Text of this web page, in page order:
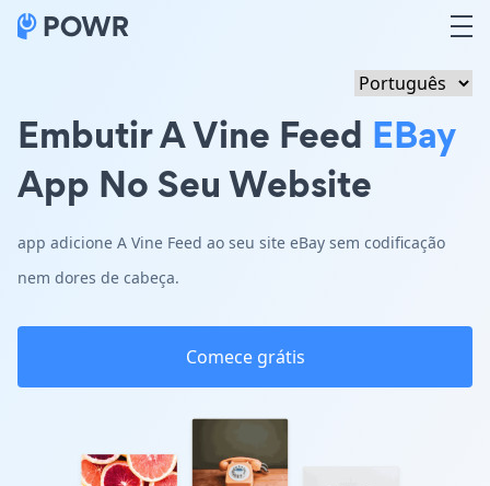
Embutir A Vine Feed EBay
App No Seu Website
app adicione A Vine Feed ao seu site eBay sem codificação
nem dores de cabeça.
Comece grátis